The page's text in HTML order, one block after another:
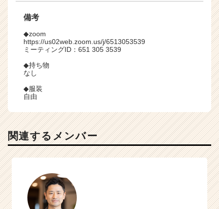
備考
◆zoom
https://us02web.zoom.us/j/6513053539
ミーティングID：651 305 3539
◆持ち物
なし
◆服装
自由
関連するメンバー